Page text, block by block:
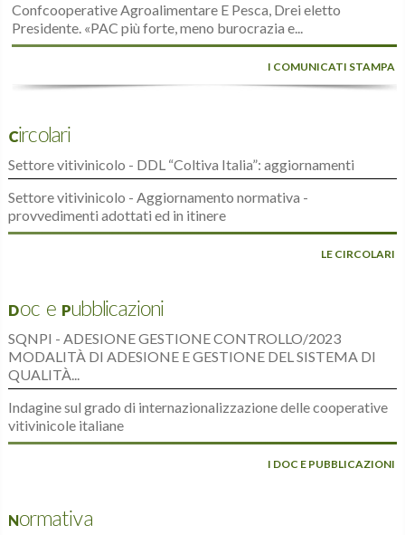
Confcooperative Agroalimentare E Pesca, Drei eletto
Presidente. «PAC più forte, meno burocrazia e...
I COMUNICATI STAMPA
Circolari
Settore vitivinicolo - DDL “Coltiva Italia”: aggiornamenti
Settore vitivinicolo - Aggiornamento normativa -
provvedimenti adottati ed in itinere
LE CIRCOLARI
Doc e Pubblicazioni
SQNPI - ADESIONE GESTIONE CONTROLLO/2023
MODALITÀ DI ADESIONE E GESTIONE DEL SISTEMA DI
QUALITÀ...
Indagine sul grado di internazionalizzazione delle cooperative
vitivinicole italiane
I DOC E PUBBLICAZIONI
Normativa